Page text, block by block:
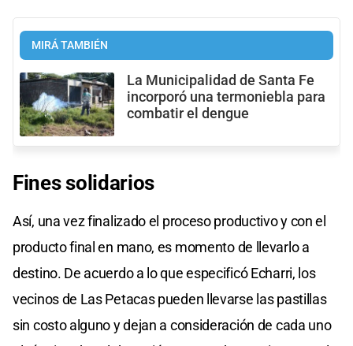
MIRÁ TAMBIÉN
La Municipalidad de Santa Fe
incorporó una termoniebla para
combatir el dengue
Fines solidarios
Así, una vez finalizado el proceso productivo y con el
producto final en mano, es momento de llevarlo a
destino. De acuerdo a lo que especificó Echarri, los
vecinos de Las Petacas pueden llevarse las pastillas
sin costo alguno y dejan a consideración de cada uno